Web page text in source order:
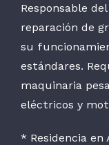
Responsable
reparación de
su
estándares.
maquinaria
eléctricos y
* Residencia en